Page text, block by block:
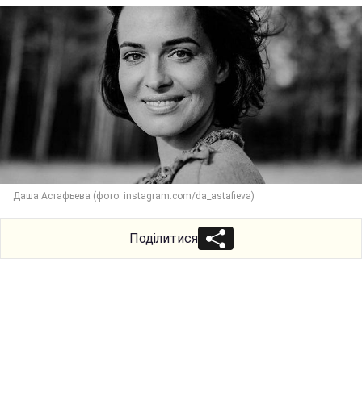
Даша Астафьева (фото: instagram.com/da_astafieva)
Поділитися